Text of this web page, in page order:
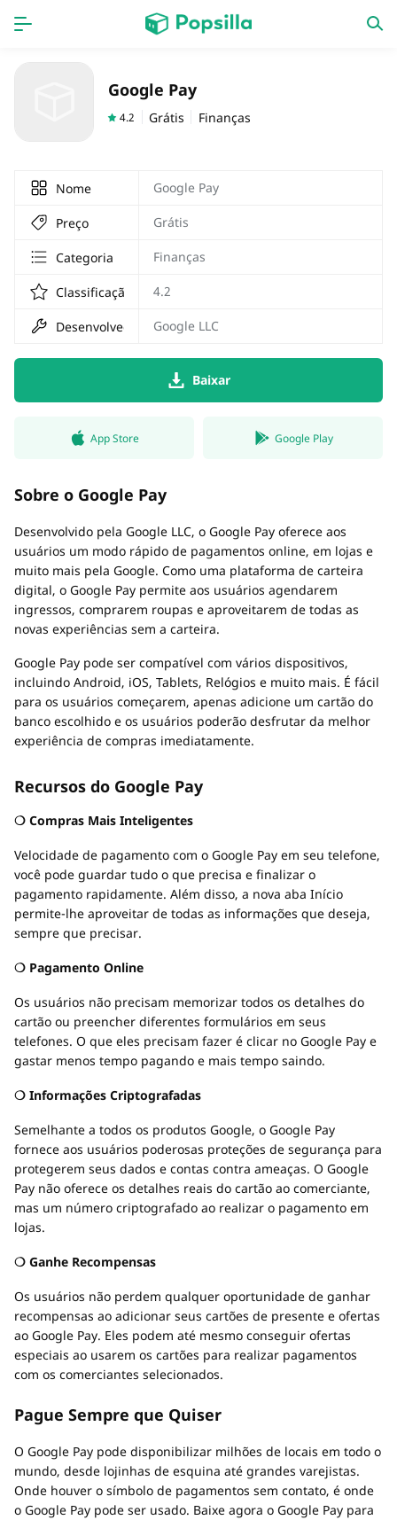
Google Pay
4.2 Grátis Finanças
Nome Google Pay
Preço Grátis
Categoria Finanças
Classificação 4.2
Desenvolvedor Google LLC
Baixar
App Store Google Play
Sobre o Google Pay
Desenvolvido pela Google LLC, o Google Pay oferece aos
usuários um modo rápido de pagamentos online, em lojas e
muito mais pela Google. Como uma plataforma de carteira
digital, o Google Pay permite aos usuários agendarem
ingressos, comprarem roupas e aproveitarem de todas as
novas experiências sem a carteira.
Google Pay pode ser compatível com vários dispositivos,
incluindo Android, iOS, Tablets, Relógios e muito mais. É fácil
para os usuários começarem, apenas adicione um cartão do
banco escolhido e os usuários poderão desfrutar da melhor
experiência de compras imediatamente.
Recursos do Google Pay
❍ Compras Mais Inteligentes
Velocidade de pagamento com o Google Pay em seu telefone,
você pode guardar tudo o que precisa e finalizar o
pagamento rapidamente. Além disso, a nova aba Início
permite-lhe aproveitar de todas as informações que deseja,
sempre que precisar.
❍ Pagamento Online
Os usuários não precisam memorizar todos os detalhes do
cartão ou preencher diferentes formulários em seus
telefones. O que eles precisam fazer é clicar no Google Pay e
gastar menos tempo pagando e mais tempo saindo.
❍ Informações Criptografadas
Semelhante a todos os produtos Google, o Google Pay
fornece aos usuários poderosas proteções de segurança para
protegerem seus dados e contas contra ameaças. O Google
Pay não oferece os detalhes reais do cartão ao comerciante,
mas um número criptografado ao realizar o pagamento em
lojas.
❍ Ganhe Recompensas
Os usuários não perdem qualquer oportunidade de ganhar
recompensas ao adicionar seus cartões de presente e ofertas
ao Google Pay. Eles podem até mesmo conseguir ofertas
especiais ao usarem os cartões para realizar pagamentos
com os comerciantes selecionados.
Pague Sempre que Quiser
O Google Pay pode disponibilizar milhões de locais em todo o
mundo, desde lojinhas de esquina até grandes varejistas.
Onde houver o símbolo de pagamentos sem contato, é onde
o Google Pay pode ser usado. Baixe agora o Google Pay para